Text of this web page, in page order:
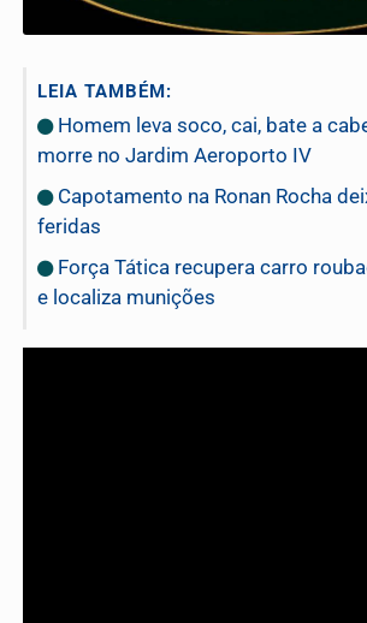
LEIA TAMBÉM:
Homem leva soco, cai, bate a
morre no Jardim Aeroporto IV
Capotamento na Ronan Rocha
feridas
Força Tática recupera carro
e localiza munições